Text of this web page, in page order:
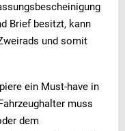
Brief besitzt, kann
und somit
ein Must-have in
muss
dem